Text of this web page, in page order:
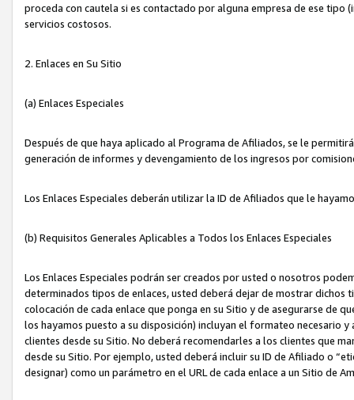
proceda con cautela si es contactado por alguna empresa de ese
servicios costosos.
2. Enlaces en Su Sitio
(a) Enlaces Especiales
Después de que haya aplicado al Programa de Afiliados, se le
generación de informes y devengamiento de los ingresos por
Los Enlaces Especiales deberán utilizar la ID de Afiliados que le
(b) Requisitos Generales Aplicables a Todos los Enlaces Especiales
Los Enlaces Especiales podrán ser creados por usted o nosotros
determinados tipos de enlaces, usted deberá dejar de mostrar dichos
colocación de cada enlace que ponga en su Sitio y de asegurarse de
los hayamos puesto a su disposición) incluyan el formateo necesario
clientes desde su Sitio. No deberá recomendarles a los clientes que
desde su Sitio. Por ejemplo, usted deberá incluir su ID de Afiliado o
designar) como un parámetro en el URL de cada enlace a un Sitio de